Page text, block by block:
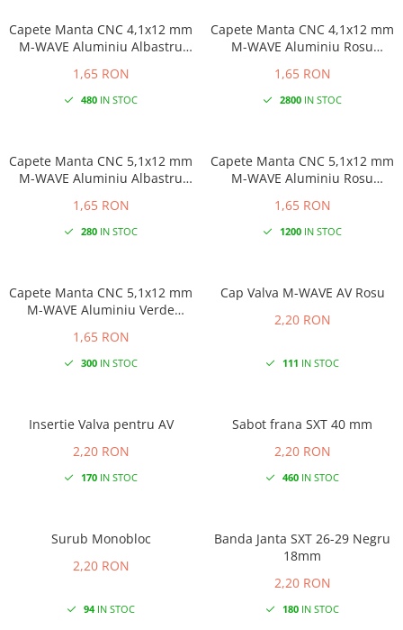
Capete Manta CNC 4,1x12 mm
M-WAVE Aluminiu Albastru
1,65 RON
480IN STOC
Capete Manta CNC 4,1x12 mm
M-WAVE Aluminiu Rosu
1,65 RON
2800IN STOC
Capete Manta CNC 5,1x12 mm
M-WAVE Aluminiu Albastru
1,65 RON
280IN STOC
Capete Manta CNC 5,1x12 mm
M-WAVE Aluminiu Rosu
1,65 RON
1200IN STOC
Capete Manta CNC 5,1x12 mm
M-WAVE Aluminiu Verde
1,65 RON
300IN STOC
Cap Valva M-WAVE AV Rosu
2,20 RON
111 IN STOC
Insertie Valva pentru AV
2,20 RON
170IN STOC
Sabot frana SXT 40 mm
2,20 RON
460IN STOC
Surub Monobloc
2,20 RON
94IN STOC
Banda Janta SXT 26-29 Negru
18mm
2,20 RON
180IN STOC